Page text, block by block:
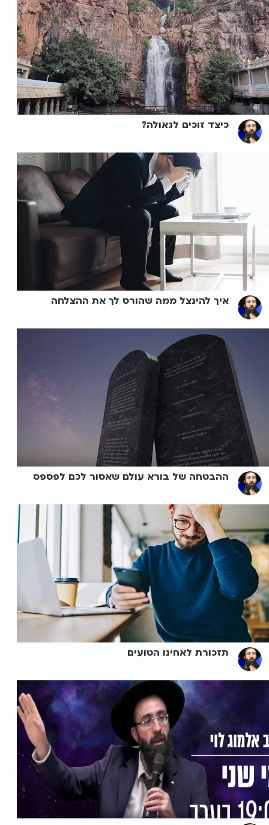
כיצד זוכים לגאולה?
איך להינצל ממה שהורס לך את ההצלחה
ההבטחה של בורא עולם שאסור לכם לפספס
תזכורת לאחינו הטועים